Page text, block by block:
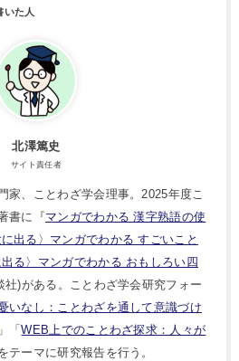
北澤篤史
サイト責任者
家、ことわざ学会理事。2025年度こ
書に『マンガでわかる 漢字熟語の使
に出る〉マンガでわかる すごいこと
出る〉マンガでわかる おもしろい四
社)がある。ことわざ学会研究フォー
いなし：ことわざを通して意識づけ
「WEB上でのことわざ探求：人々が
テーマに研究報告を行う。